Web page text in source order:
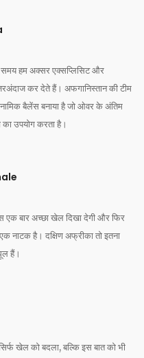
समय हम अक्सर एक्सप्लिसिट और
कर देते हैं। अफगानिस्तान की टीम
बैलेंस बनाया है जो ओवर के अंतिम
का उपयोग करता है।
एक बार अच्छा खेल दिखा देगी और फिर
नाटक है। दक्षिण अफ्रीका तो इतना
हैं।
खेल को बदला, बल्कि इस बात को भी